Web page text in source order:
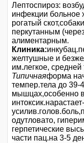
Лептоспироз:
инфекции больное
рогатый
перкутанным
алиментарным.
Клиника:
желтушные и
им.легкое,
Типичнаяформа
темпер.тела до 39-
мышцах,особенно
одутловато,
герпетические
части пац.на 3-5